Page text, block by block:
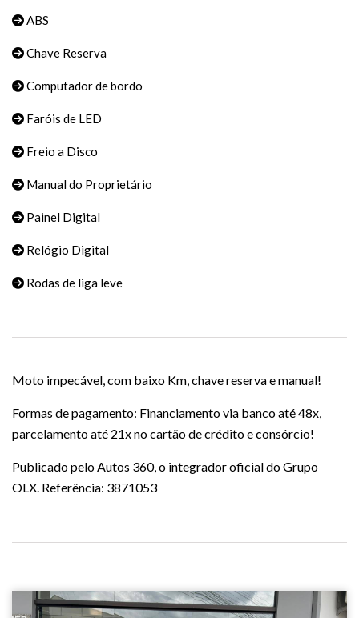
ABS
Chave Reserva
Computador de bordo
Faróis de LED
Freio a Disco
Manual do Proprietário
Painel Digital
Relógio Digital
Rodas de liga leve
Moto impecável, com baixo Km, chave reserva e manual!
Formas de pagamento: Financiamento via banco até 48x,
parcelamento até 21x no cartão de crédito e consórcio!
Publicado pelo Autos 360, o integrador oficial do Grupo
OLX. Referência: 3871053